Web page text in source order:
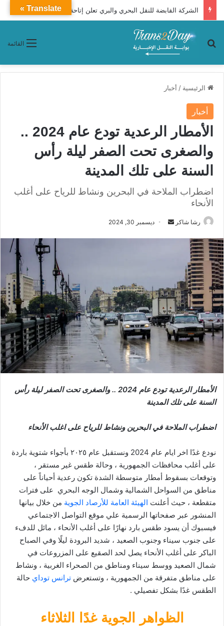
الشركة القابضة للنقل البحري والبري تعلن إتاحة حجز رحلات شركات نقل الركاب التابعة لها إلكترونيًا عبر تطبيق «سهل»
القائمة بحث عن
الرئيسية / أخبار
أخبار
الأمطار الرعدية تودع عام 2024 ..
والصغرى تحت الصفر ليلة رأس
السنة على تلك المدينة
اضطراب الملاحة في البحرين ونشاط للرياح على أغلب
الأنحاء
رشا شاكر
ي
د
ا
إ
ل
و
ن
ا
ديسمبر 30, 2024
الأمطار الرعدية تودع عام 2024 .. والصغرى تحت الصفر ليلة رأس
السنة على تلك المدينة
اضطراب الملاحة في البحرين ونشاط للرياح على اغلب الأنحاء
نودع غدًا اخر ايام عام 2024 ونستقبل عام ٢٠٢٥ بأجواء شتوية باردة
على أغلب محافظات الجمهورية ، وحالة طقس غير مستقر ،
وتوقعات بسقوط أمطار متوسطة الشدة تكون رعدية أحياناً على
مناطق من السواحل الشمالية وشمال الوجه البحري على فترات
متقطعة ، حيث أعلنت الهيئة العامة للأرصاد الجوية من خلال بيانها
المنشور عبر صفحاتها الرسمية علي موقع التواصل الاجتماعي
فيسبوك أن يسود طقس بارد نهارًا على أغلب الأنحاء ، مائل للدفء
على جنوب سيناء وجنوب الصعيد ، شديد البرودة ليلًا وفي الصباح
الباكر على أغلب الأنحاء يصل لحد الصقيع على المزروعات في
شمال الصعيد ووسط سيناء ومناطق من الصحراء الغربية ، ونشاط
على مناطق متفرقة من الجمهورية ، وتستعرض ترانس توداي حالة
الطقس غدًا بشكل تفصيلي .
الظواهر الجوية غدًا الثلاثاء
Translate »